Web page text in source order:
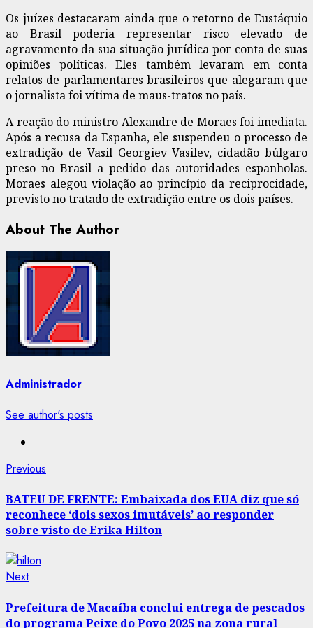
Os juízes destacaram ainda que o retorno de Eustáquio
ao Brasil poderia representar risco elevado de
agravamento da sua situação jurídica por conta de suas
opiniões políticas. Eles também levaram em conta
relatos de parlamentares brasileiros que alegaram que
o jornalista foi vítima de maus-tratos no país.
A reação do ministro Alexandre de Moraes foi imediata.
Após a recusa da Espanha, ele suspendeu o processo de
extradição de Vasil Georgiev Vasilev, cidadão búlgaro
preso no Brasil a pedido das autoridades espanholas.
Moraes alegou violação ao princípio da reciprocidade,
previsto no tratado de extradição entre os dois países.
About The Author
Administrador
See author's posts
Post
navigation
Previous
BATEU DE FRENTE: Embaixada dos EUA diz que só
reconhece ‘dois sexos imutáveis’ ao responder
sobre visto de Erika Hilton
NextNext
Prefeitura de Macaíba conclui entrega de pescados
do programa Peixe do Povo 2025 na zona rural